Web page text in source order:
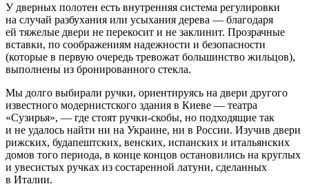
У дверных полотен есть внутренняя система регулировки
на случай разбухания или усыхания дерева — благодаря
ей тяжелые двери не перекосит и не заклинит. Прозрачные
вставки, по соображениям надежности и безопасности
(которые в первую очередь тревожат большинство жильцов),
выполнены из бронированного стекла.
Мы долго выбирали ручки, ориентируясь на двери другого
известного модернистского здания в Киеве — театра
«Сузирья», — где стоят ручки-скобы, но подходящие так
и не удалось найти ни на Украине, ни в России. Изучив двери
рижских, будапештских, венских, испанских и итальянских
домов того периода, в конце концов остановились на круглых
и увесистых ручках из состаренной латуни, сделанных
в Италии.